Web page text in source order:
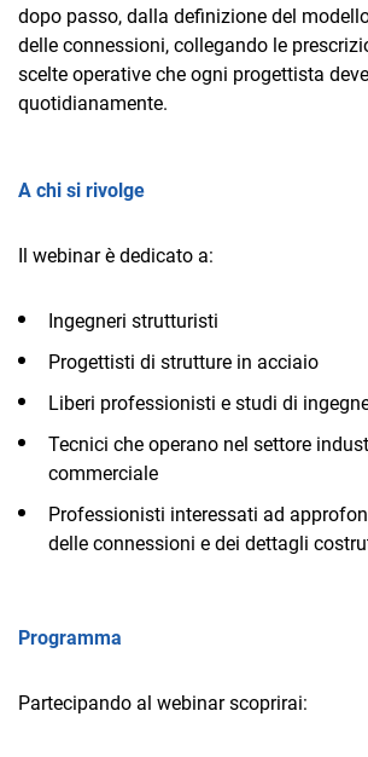
dopo passo, dalla definizione del
delle connessioni, collegando le
scelte operative che ogni progettista
quotidianamente.
A chi si rivolge
Il webinar è dedicato a:
Ingegneri strutturisti
Progettisti di strutture in acciaio
Liberi professionisti e studi di
Tecnici che operano nel settore
commerciale
Professionisti interessati ad
delle connessioni e dei dettagli
Programma
Partecipando al webinar scoprirai: